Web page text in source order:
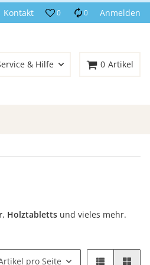
Kontakt 0 0 Anmelden
& Hilfe 0 Artikel
, Holztablettsund vieles mehr.
pro Seite